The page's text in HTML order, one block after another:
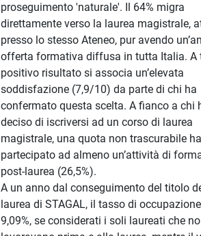
proseguimento 'naturale'. Il 64% migra
direttamente verso la laurea magistrale,
presso lo stesso Ateneo, pur avendo
offerta formativa diffusa in tutta Italia. A
positivo risultato si associa un’elevata
soddisfazione (7,9/10) da parte di chi ha
confermato questa scelta. A fianco a chi
deciso di iscriversi ad un corso di laurea
magistrale, una quota non trascurabile ha
partecipato ad almeno un’attività di
post-laurea (26,5%).
A un anno dal conseguimento del titolo
laurea di STAGAL, il tasso di
9,09%, se considerati i soli laureati che